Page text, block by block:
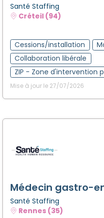
Santé Staffing
Créteil (94)
Cessions/installation
Collaboration libérale
ZIP - Zone d'intervention
Mise à jour le 27/07/2026
Médecin gastro-
Santé Staffing
Rennes (35)